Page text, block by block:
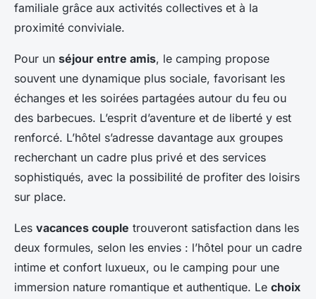
familiale grâce aux activités collectives et à la
proximité conviviale.
Pour un séjour entre amis, le camping propose
souvent une dynamique plus sociale, favorisant les
échanges et les soirées partagées autour du feu ou
des barbecues. L’esprit d’aventure et de liberté y est
renforcé. L’hôtel s’adresse davantage aux groupes
recherchant un cadre plus privé et des services
sophistiqués, avec la possibilité de profiter des loisirs
sur place.
Les vacances couple trouveront satisfaction dans les
deux formules, selon les envies : l’hôtel pour un cadre
intime et confort luxueux, ou le camping pour une
immersion nature romantique et authentique. Le choix